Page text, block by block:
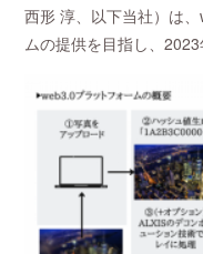
西形 淳、以下当社）は
ムの提供を目指し、